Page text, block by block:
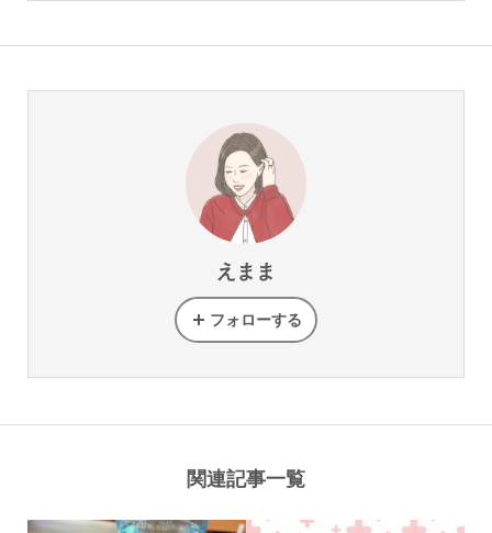
えまま
フォローする
関連記事一覧